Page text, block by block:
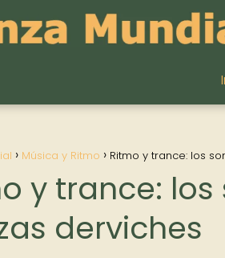
Música y Ritmo Ritmo y trance: los
y trance:
derviches